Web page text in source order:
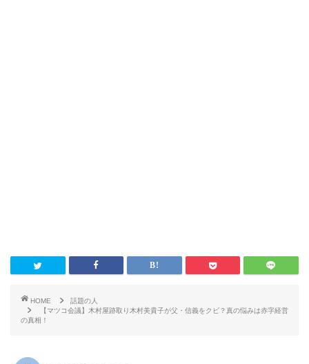
HOME
話題の人
【マツコ会議】木村屋跡取り木村美貴子が父・信義をクビ？真の悩みは赤字経営
の真相！